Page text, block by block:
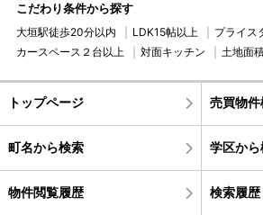
こだわり条件から探す
大垣駅徒歩20分以内 LDK15帖以上
プライス
カースペース２台以上
対面キッチン 土地面
トップページ 売買物
町名から検索 学区か
物件閲覧履歴 検索履歴